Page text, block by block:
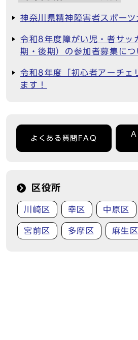
神奈川県精神障害者スポーツ
令和8年度障がい児・者サッ
期・後期）の参加者募集につ
令和8年度「初心者アーチェ
ます！
よくある質問FAQ
区役所
川崎区 幸区 中原区
宮前区 多摩区 麻生区